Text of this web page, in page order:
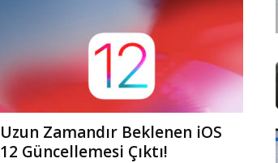
Uzun Zamandır Beklenen iOS
12 Güncellemesi Çıktı!